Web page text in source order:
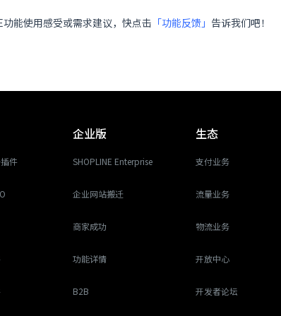
功能使用感受或需求建议，快点击 「功能反馈」 告诉我们吧！
件
企业版
SHOPLINE Enterprise
企业网站搬迁
商家成功
功能详情
B2B
生态
支付业务
流量业务
物流业务
开放中心
开发者论坛